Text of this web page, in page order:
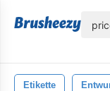
Etikette